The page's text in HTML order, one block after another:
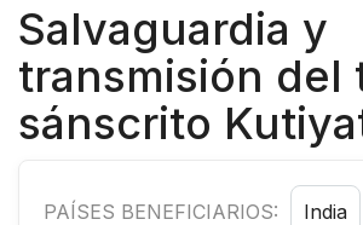
Salvaguardia y
transmisión del
sánscrito
PAÍSES BENEFICIARIOS: India